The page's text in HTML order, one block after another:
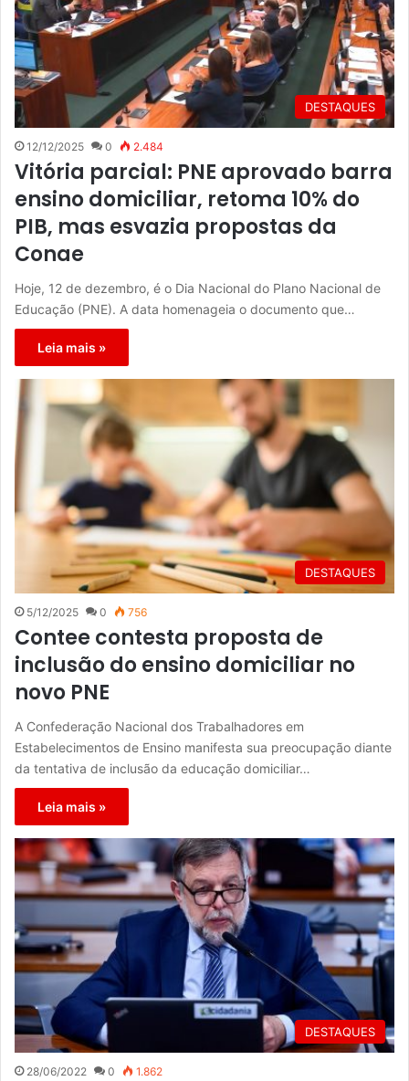
DESTAQUES
12/12/2025 0 2.484
Vitória parcial: PNE aprovado barra
ensino domiciliar, retoma 10% do
PIB, mas esvazia propostas da
Conae
Hoje, 12 de dezembro, é o Dia Nacional do Plano Nacional de
Educação (PNE). A data homenageia o documento que…
Leia mais »
DESTAQUES
5/12/2025 0 756
Contee contesta proposta de
inclusão do ensino domiciliar no
novo PNE
A Confederação Nacional dos Trabalhadores em
Estabelecimentos de Ensino manifesta sua preocupação diante
da tentativa de inclusão da educação domiciliar…
Leia mais »
DESTAQUES
28/06/2022 0 1.862